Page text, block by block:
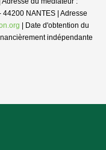
NANTES | Adresse
| Date d'obtention du
indépendante